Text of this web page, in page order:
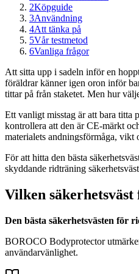
2Köpguide
3Användning
4Att tänka på
5Vår testmetod
6Vanliga frågor
Att sitta upp i sadeln inför en
föräldrar känner igen oron inför
tittar på från staketet. Men hur
Ett vanligt misstag är att bara titta
kontrollera att den är CE-märkt
materialets andningsförmåga, vikt
För att hitta den bästa
skyddande ridträning
Vilken
Den bästa säkerhetsvästen för
BOROCO Bodyprotector
användarvänlighet.